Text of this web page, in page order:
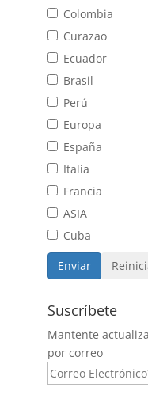
Colombia
Curazao
Ecuador
Brasil
Perú
Europa
España
Italia
Francia
ASIA
Cuba
Suscríbete
Mantente
por correo